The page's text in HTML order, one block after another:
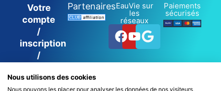
Votre
compte
/
inscription
/
PartenairesEauVie sur
les
réseaux
Facebook
Youtube
Google
Paiements
sécurisés
Nous utilisons des cookies
Nous pouvons les placer pour analyser les données de nos visiteurs,